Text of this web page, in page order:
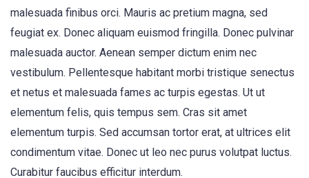
malesuada finibus orci. Mauris ac pretium magna, sed
feugiat ex. Donec aliquam euismod fringilla. Donec pulvinar
malesuada auctor. Aenean semper dictum enim nec
vestibulum. Pellentesque habitant morbi tristique senectus
et netus et malesuada fames ac turpis egestas. Ut ut
elementum felis, quis tempus sem. Cras sit amet
elementum turpis. Sed accumsan tortor erat, at ultrices elit
condimentum vitae. Donec ut leo nec purus volutpat luctus.
Curabitur faucibus efficitur interdum.